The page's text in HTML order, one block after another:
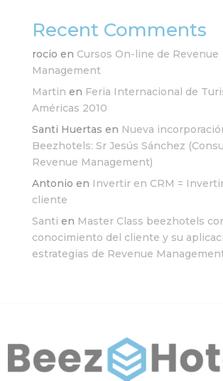
Recent Comments
rocio en Cursos On-line de Revenue
Management
Martin en Feria Internacional de
Américas 2010
Santi Huertas en Nueva
Beezhotels: Sr Jesús Sánchez
Revenue Management)
Antonio en Invertir en CRM =
cliente
Santi en Master Class beezhotels
conocimiento del cliente y su
estrategias de Revenue